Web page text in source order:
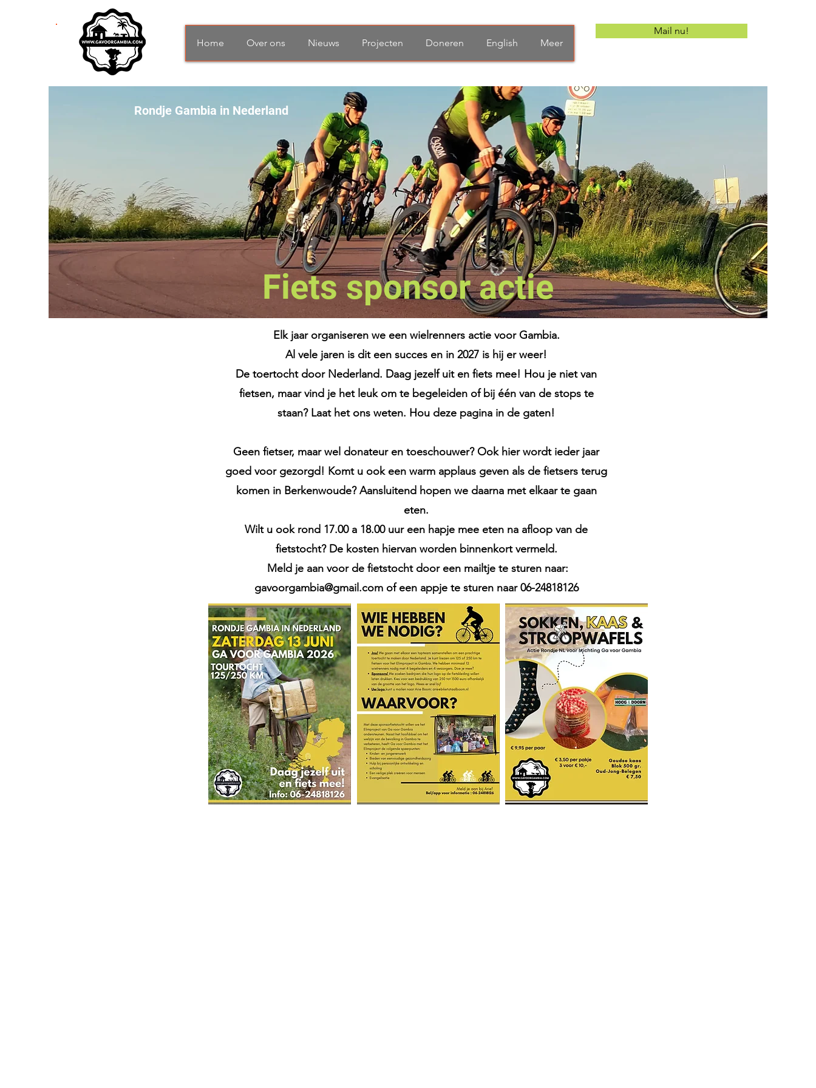
Mail nu!
Home
Over ons Nieuws Projecten Doneren English Meer
Rondje Gambia in Nederland
Fiets sponsor actie
Elk jaar organiseren we een wielrenners actie voor Gambia.
Al vele jaren is dit een succes en in 2027 is hij er weer!
De toertocht door Nederland. Daag jezelf uit en fiets mee! Hou je niet van
fietsen, maar vind je het leuk om te begeleiden of bij één van de stops te
staan? Laat het ons weten. Hou deze pagina in de gaten!
Geen fietser, maar wel donateur en toeschouwer? Ook hier wordt ieder jaar
goed voor gezorgd! Komt u ook een warm applaus geven als de fietsers terug
komen in Berkenwoude? Aansluitend hopen we daarna met elkaar te gaan
eten.
Wilt u ook rond 17.00 a 18.00 uur een hapje mee eten na afloop van de
fietstocht? De kosten hiervan worden binnenkort vermeld.
Meld je aan voor de fietstocht door een mailtje te sturen naar:
gavoorgambia@gmail.comof een appje te sturen naar 06-24818126